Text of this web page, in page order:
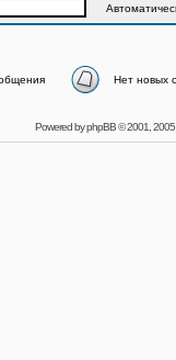
Нет новых
Powered byphpBB© 2001, 2005